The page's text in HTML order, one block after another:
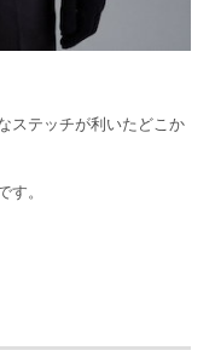
ステッチが利いたどこか
す。